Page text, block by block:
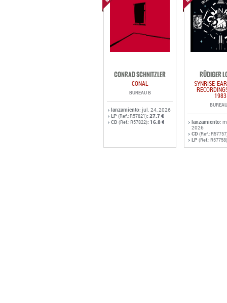
CONRAD SCHNITZLER
CONAL
BUREAU B
lanzamiento: jul. 24, 2026
LP (Ref.: R57821): 27.7 €
CD (Ref.: R57822): 16.8 €
RÜDIGER
SYNRISE-
1983
lanzamiento:
2026
CD (Ref.:
LP (Ref.: R57758)